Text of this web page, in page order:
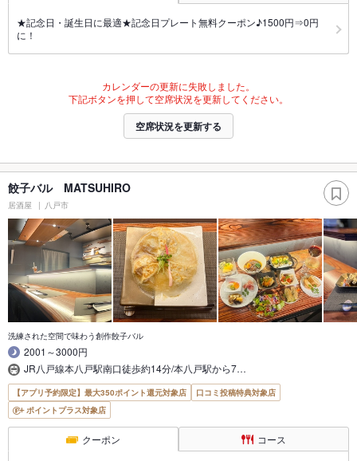
★記念日・誕生日に最適★記念日プレート無料クーポン♪1500円⇒0円
に！
カレンダーの更新に失敗しました。
下記ボタンを押して空席状況を更新してください。
空席状況を更新する
餃子バル MATSUHIRO
居酒屋 八戸市
洗練された空間で味わう創作餃子バル
2001～3000円
JR八戸線本八戸駅南口徒歩約14分/本八戸駅から7…
【アプリ予約限定】最大350ポイント還元対象店
口コミ投稿特典対象店
ポイントプラス対象店
クーポン コース